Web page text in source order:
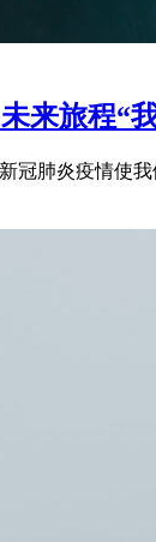
来旅程“
冠肺炎疫情使